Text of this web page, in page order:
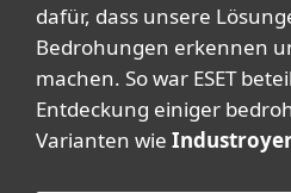
dafür, dass unsere
Bedrohungen erkennen
machen. So war ESET
Entdeckung einiger
Varianten wie